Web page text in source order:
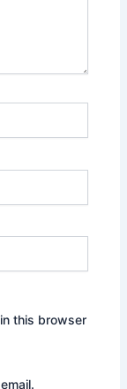
this browser